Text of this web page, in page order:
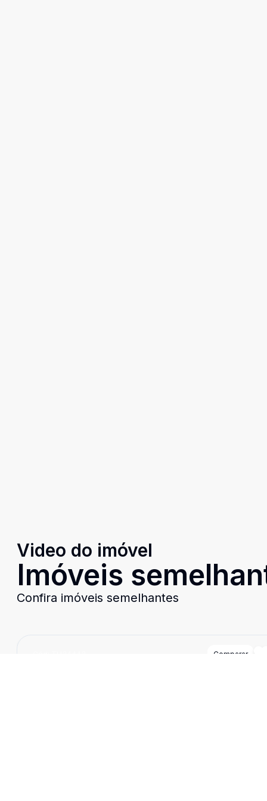
Video do imóvel
Imóveis
Confira imóveis semelhantes
Comparar